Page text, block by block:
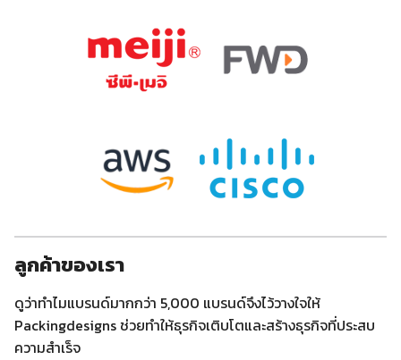
ลูกค้าของเรา
ดูว่าทำไมแบรนด์มากกว่า 5,000 แบรนด์จึงไว้วางใจให้
Packingdesigns ช่วยทำให้ธุรกิจเติบโตและสร้างธุรกิจที่ประสบ
ความสำเร็จ